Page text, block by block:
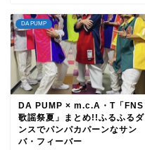
DA PUMP
DA PUMP × m.c.A・T「FNS
歌謡祭夏」まとめ!!ふるふるダ
ンスでパンパカパーンなサン
バ・フィーバー